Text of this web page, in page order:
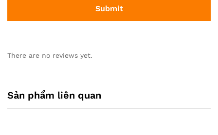
There are no reviews yet.
Sản phẩm liên quan